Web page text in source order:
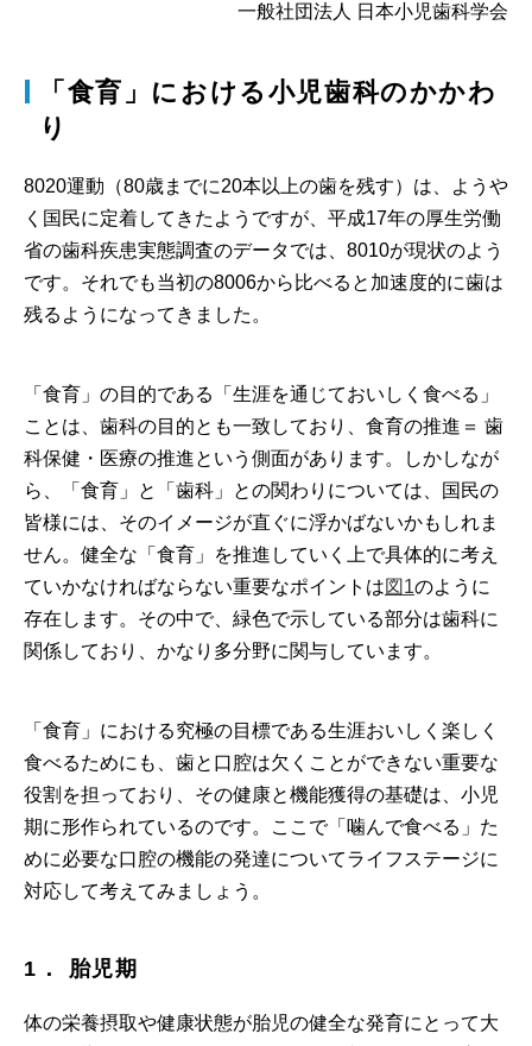
一般社団法人 日本小児歯科学会
「食育」における小児歯科のかかわ
り
8020運動（80歳までに20本以上の歯を残す）は、ようや
く国民に定着してきたようですが、平成17年の厚生労働
省の歯科疾患実態調査のデータでは、8010が現状のよう
です。それでも当初の8006から比べると加速度的に歯は
残るようになってきました。
「食育」の目的である「生涯を通じておいしく食べる」
ことは、歯科の目的とも一致しており、食育の推進＝ 歯
科保健・医療の推進という側面があります。しかしなが
ら、「食育」と「歯科」との関わりについては、国民の
皆様には、そのイメージが直ぐに浮かばないかもしれま
せん。健全な「食育」を推進していく上で具体的に考え
ていかなければならない重要なポイントは図1のように
存在します。その中で、緑色で示している部分は歯科に
関係しており、かなり多分野に関与しています。
「食育」における究極の目標である生涯おいしく楽しく
食べるためにも、歯と口腔は欠くことができない重要な
役割を担っており、その健康と機能獲得の基礎は、小児
期に形作られているのです。ここで「噛んで食べる」た
めに必要な口腔の機能の発達についてライフステージに
対応して考えてみましょう。
1． 胎児期
体の栄養摂取や健康状態が胎児の健全な発育にとって大